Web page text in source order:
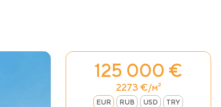
125 000 €
2273 €/м²
EUR RUB USD TRY